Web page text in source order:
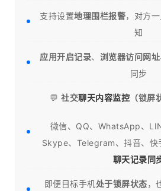
支持设置地理围栏报警，对方
知
应用开启记录、 浏览器访问网址
同步
💬 社交聊天内容监控 （锁屏
微信、QQ、WhatsApp、
Skype、Telegram、抖音、快
聊天记录同
即便目标手机处于锁屏状态，